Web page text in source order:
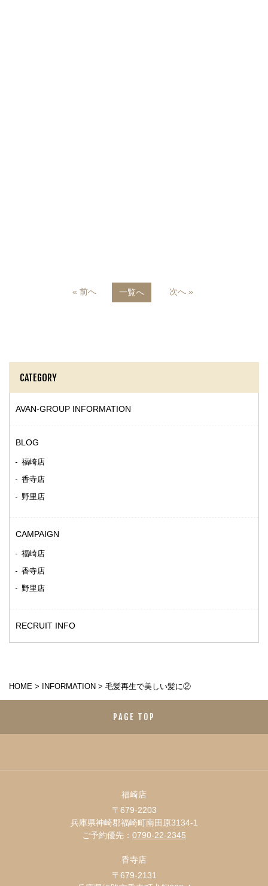
« 前へ 一覧へ 次へ »
CATEGORY
AVAN-GROUP INFORMATION
BLOG
福崎店
香寺店
野里店
CAMPAIGN
福崎店
香寺店
野里店
RECRUIT INFO
HOME > INFORMATION > 毛髪再生で美しい髪に②
PAGE TOP
福崎店
〒679-2203
兵庫県神崎郡福崎町南田原3134-1
ご予約優先： 0790-22-2345
香寺店
〒679-2131